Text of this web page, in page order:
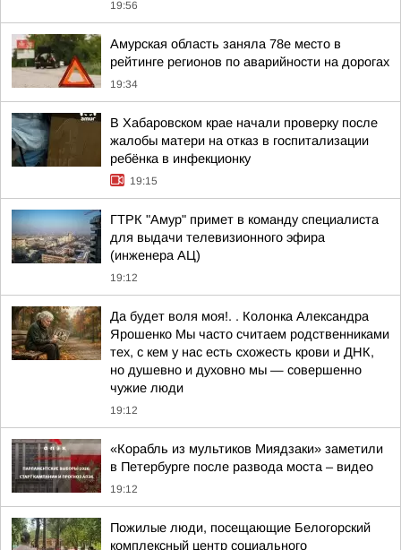
19:56
Амурская область заняла 78е место в
рейтинге регионов по аварийности на дорогах
19:34
В Хабаровском крае начали проверку после
жалобы матери на отказ в госпитализации
ребёнка в инфекционку
19:15
ГТРК "Амур" примет в команду специалиста
для выдачи телевизионного эфира
(инженера АЦ)
19:12
Да будет воля моя!. . Колонка Александра
Ярошенко Мы часто считаем родственниками
тех, с кем у нас есть схожесть крови и ДНК,
но душевно и духовно мы — совершенно
чужие люди
19:12
«Корабль из мультиков Миядзаки» заметили
в Петербурге после развода моста – видео
19:12
Пожилые люди, посещающие Белогорский
комплексный центр социального